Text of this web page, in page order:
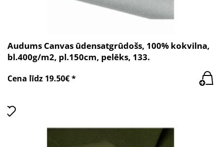
Audums Canvas ūdensatgrūdošs, 100% kokvilna,
bl.400g/m2, pl.150cm, pelēks, 133.
Cena līdz 19.50€ *